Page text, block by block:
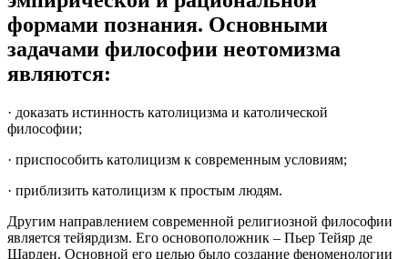
формами познания. Основными
задачами философии неотомизма
являются:
· доказать истинность католицизма и католической
философии;
· приспособить католицизм к современным условиям;
· приблизить католицизм к простым людям.
Другим направлением современной религиозной философии
является тейярдизм. Его основоположник – Пьер Тейяр де
Шарден. Основной его целью было создание феноменологии